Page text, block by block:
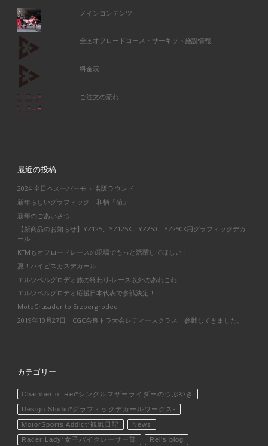
メインコンテンツ
全国オフロードコース・サーキット施設情報
料金表
ご注文の流れ
最近の投稿
2024 全日本スーパーモト 名阪ラウンド
新年らしいグラフィック 和柄「菊」
新年のごあいさつ
【新商品のお知らせ】YZ125、YZ125X、YZ250、YZ250X用グラフィックデカ
ール
KTMもオフロードレースの現場でもっと活躍してほしい！
夏！ハイビスカスデカール
エルツベルグロデオ旅の終わり-レース以外のあれこれ
エルツベルグロデオ応援日本代表で参戦決定！
MotoCrusader to Erzbergrodeo
2019年10月27日 CGC奈良トラ大会レディースクラス 参戦してきました。
カテゴリー
Chamber of Rei*シングルマザーライダーのつぶやき
Design Studio*グラフィックデカールワークス-
MotorSports Addict*観戦日記 News
Racer Lady*女子バイクレーサー部 Rei's blog